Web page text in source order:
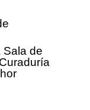
Sala de